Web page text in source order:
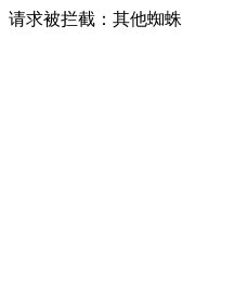
请求被拦截：其他蜘蛛